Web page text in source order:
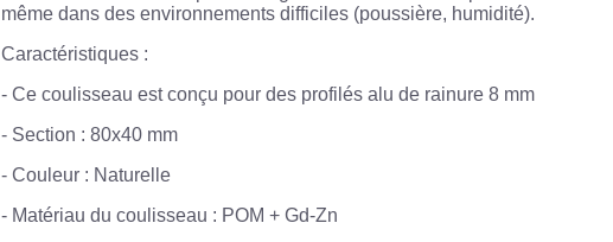
même dans des environnements difficiles (poussière, humidité).
Caractéristiques :
- Ce coulisseau est conçu pour des profilés alu de rainure 8 mm
- Section : 80x40 mm
- Couleur : Naturelle
- Matériau du coulisseau : POM + Gd-Zn